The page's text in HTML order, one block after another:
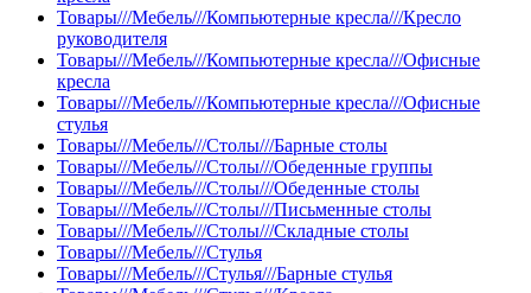
Товары///Мебель///Компьютерные кресла///Кресло
руководителя
Товары///Мебель///Компьютерные кресла///Офисные
кресла
Товары///Мебель///Компьютерные кресла///Офисные
стулья
Товары///Мебель///Столы///Барные столы
Товары///Мебель///Столы///Обеденные группы
Товары///Мебель///Столы///Обеденные столы
Товары///Мебель///Столы///Письменные столы
Товары///Мебель///Столы///Складные столы
Товары///Мебель///Стулья
Товары///Мебель///Стулья///Барные стулья